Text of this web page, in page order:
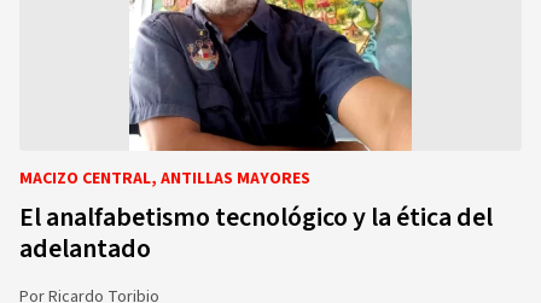
MACIZO CENTRAL, ANTILLAS MAYORES
El analfabetismo tecnológico y la ética del
adelantado
PorRicardo Toribio